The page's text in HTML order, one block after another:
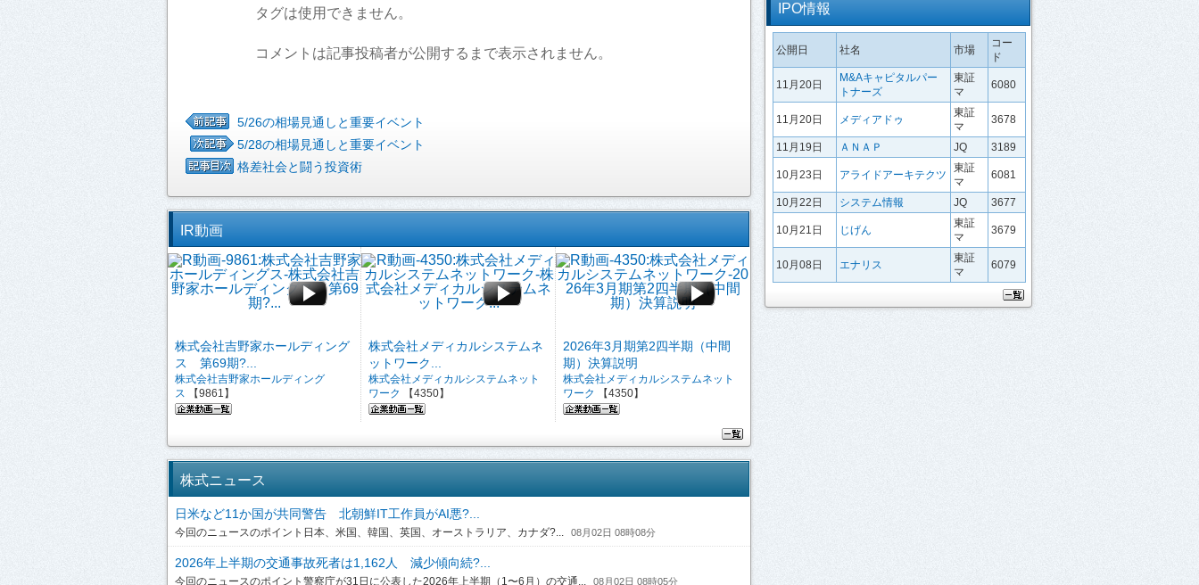
タグは使用できません。
コメントは記事投稿者が公開するまで表示されません。
5/26の相場見通しと重要イベント
5/28の相場見通しと重要イベント
格差社会と闘う投資術
IR動画
株式会社吉野家ホールディング
ス 第69期?...
株式会社吉野家ホールディング
ス 【9861】
株式会社メディカルシステムネ
ットワーク...
株式会社メディカルシステムネット
ワーク
【4350】
2026年3月期第2四半期（中間
期）決算説明
株式会社メディカルシステムネット
ワーク
【4350】
株式ニュース
日米など11か国が共同警告 北朝鮮IT工作員がAI悪?...
今回のニュースのポイント日本、米国、韓国、英国、オーストラリア、カナダ?... 08月02日 08時08分
2026年上半期の交通事故死者は1,162人 減少傾向続?...
今回のニュースのポイント警察庁が31日に公表した2026年上半期（1〜6月）の交通... 08月02日 08時05分
IPO情報
公開日 社名 市場
コー
ド
11月20日
M&Aキャピタルパー
トナーズ
東証
マ
6080
11月20日 メディアドゥ
東証
マ
3678
11月19日 ＡＮＡＰ JQ 3189
10月23日 アライドアーキテクツ
東証
マ
6081
10月22日 システム情報 JQ 3677
10月21日 じげん
東証
マ
3679
10月08日 エナリス
東証
マ
6079